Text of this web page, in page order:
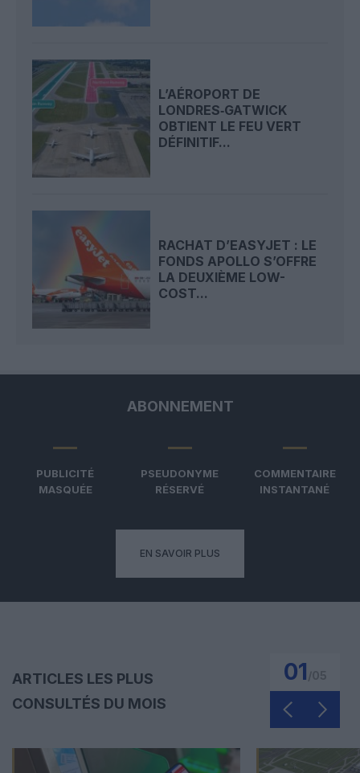
L’AÉROPORT DE
LONDRES‑GATWICK
OBTIENT LE FEU VERT
DÉFINITIF...
RACHAT D’EASYJET : LE
FONDS APOLLO S’OFFRE
LA DEUXIÈME LOW-
COST...
ABONNEMENT
PUBLICITÉ
MASQUÉE
PSEUDONYME
RÉSERVÉ
COMMENTAIRE
INSTANTANÉ
EN SAVOIR PLUS
ARTICLES LES PLUS
CONSULTÉS DU MOIS
01